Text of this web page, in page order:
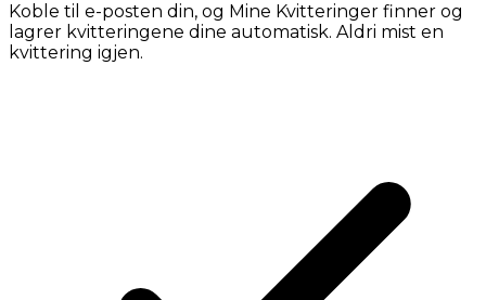
Koble til e-posten din, og Mine Kvitteringer finner og
lagrer kvitteringene dine automatisk. Aldri mist en
kvittering igjen.